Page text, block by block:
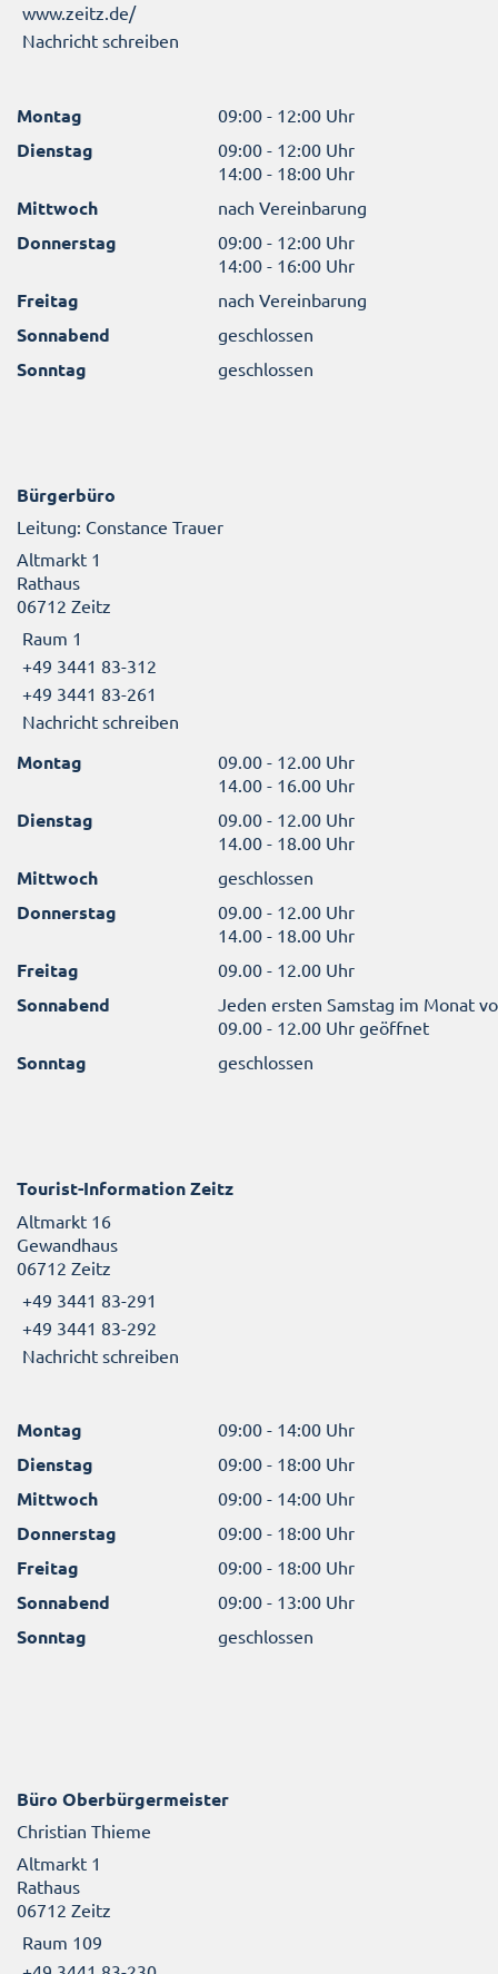
www.zeitz.de/
Nachricht schreiben
Montag 09:00 - 12:00 Uhr
Dienstag
09:00 - 12:00 Uhr
14:00 - 18:00 Uhr
Mittwoch nach Vereinbarung
Donnerstag
09:00 - 12:00 Uhr
14:00 - 16:00 Uhr
Freitag nach Vereinbarung
Sonnabend geschlossen
Sonntag geschlossen
Bürgerbüro
Leitung: Constance Trauer
Altmarkt 1
Rathaus
06712 Zeitz
Raum 1
+49 3441 83-312
+49 3441 83-261
Nachricht schreiben
Montag
09.00 - 12.00 Uhr
14.00 - 16.00 Uhr
Dienstag
09.00 - 12.00 Uhr
14.00 - 18.00 Uhr
Mittwoch geschlossen
Donnerstag
09.00 - 12.00 Uhr
14.00 - 18.00 Uhr
Freitag 09.00 - 12.00 Uhr
Sonnabend
Jeden ersten Samstag im Monat
09.00 - 12.00 Uhr geöffnet
Sonntag geschlossen
Tourist-Information Zeitz
Altmarkt 16
Gewandhaus
06712 Zeitz
+49 3441 83-291
+49 3441 83-292
Nachricht schreiben
Montag 09:00 - 14:00 Uhr
Dienstag 09:00 - 18:00 Uhr
Mittwoch 09:00 - 14:00 Uhr
Donnerstag 09:00 - 18:00 Uhr
Freitag 09:00 - 18:00 Uhr
Sonnabend 09:00 - 13:00 Uhr
Sonntag geschlossen
Büro Oberbürgermeister
Christian Thieme
Altmarkt 1
Rathaus
06712 Zeitz
Raum 109